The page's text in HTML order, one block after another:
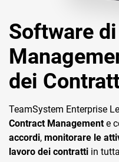
CRM
Software
dei
TeamSystem Enterprise
Contract Managemente
accordi, monitorare le
lavoro dei contratti in